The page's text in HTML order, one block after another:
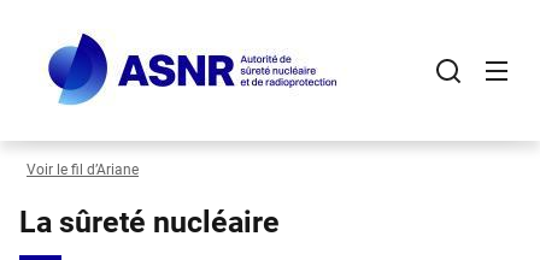
contenu
principal
Voir le fil d’Ariane
La sûreté nucléaire